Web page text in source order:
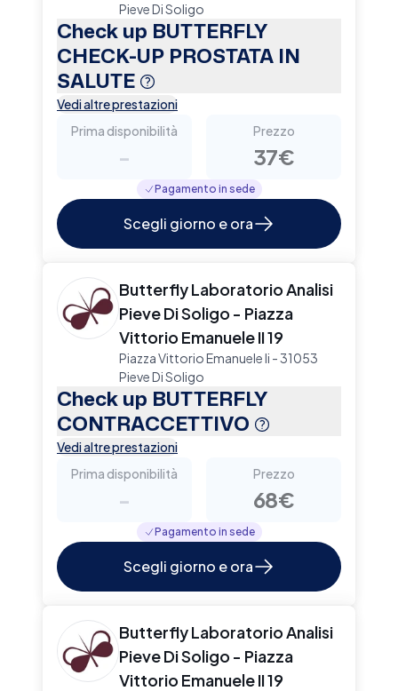
Pieve Di Soligo
Check up BUTTERFLY
CHECK-UP PROSTATA IN
SALUTE
Vedi altre prestazioni
Prima disponibilità
-
Prezzo
37€
Pagamento in sede
Scegli giorno e ora
Butterfly Laboratorio Analisi
Pieve Di Soligo - Piazza
Vittorio Emanuele II 19
Piazza Vittorio Emanuele Ii - 31053
Pieve Di Soligo
Check up BUTTERFLY
CONTRACCETTIVO
Vedi altre prestazioni
Prima disponibilità
-
Prezzo
68€
Pagamento in sede
Scegli giorno e ora
Butterfly Laboratorio Analisi
Pieve Di Soligo - Piazza
Vittorio Emanuele II 19